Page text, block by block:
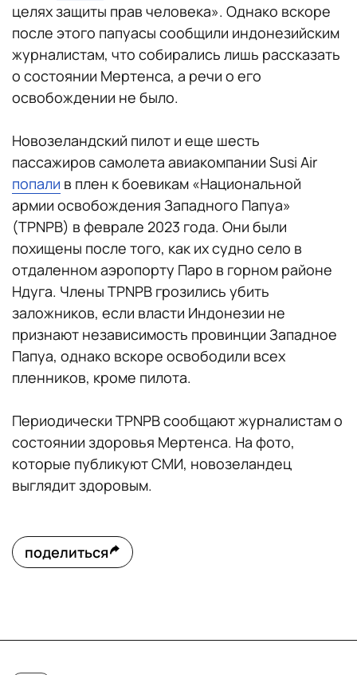
целях защиты прав человека». Однако вскоре
после этого папуасы сообщили индонезийским
журналистам, что собирались лишь рассказать
о состоянии Мертенса, а речи о его
освобождении не было.
Новозеландский пилот и еще шесть
пассажиров самолета авиакомпании Susi Air
попали в плен к боевикам «Национальной
армии освобождения Западного Папуа»
(TPNPB) в феврале 2023 года. Они были
похищены после того, как их судно село в
отдаленном аэропорту Паро в горном районе
Ндуга. Члены TPNPB грозились убить
заложников, если власти Индонезии не
признают независимость провинции Западное
Папуа, однако вскоре освободили всех
пленников, кроме пилота.
Периодически TPNPB сообщают журналистам о
состоянии здоровья Мертенса. На фото,
которые публикуют СМИ, новозеландец
выглядит здоровым.
поделиться